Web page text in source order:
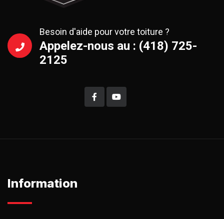
Besoin d'aide pour votre toiture ?
Appelez-nous au : (418) 725-
2125
Information